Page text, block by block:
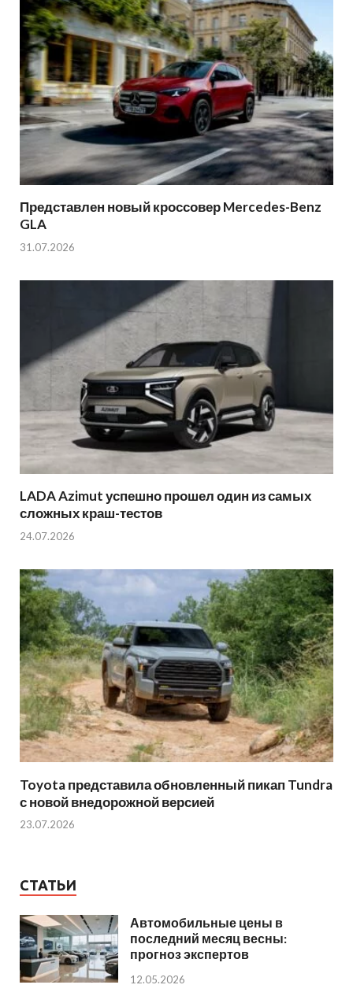
Представлен новый кроссовер Mercedes-Benz
GLA
31.07.2026
LADA Azimut успешно прошел один из самых
сложных краш-тестов
24.07.2026
Toyota представила обновленный пикап Tundra
с новой внедорожной версией
23.07.2026
СТАТЬИ
Автомобильные цены в
последний месяц весны:
прогноз экспертов
12.05.2026